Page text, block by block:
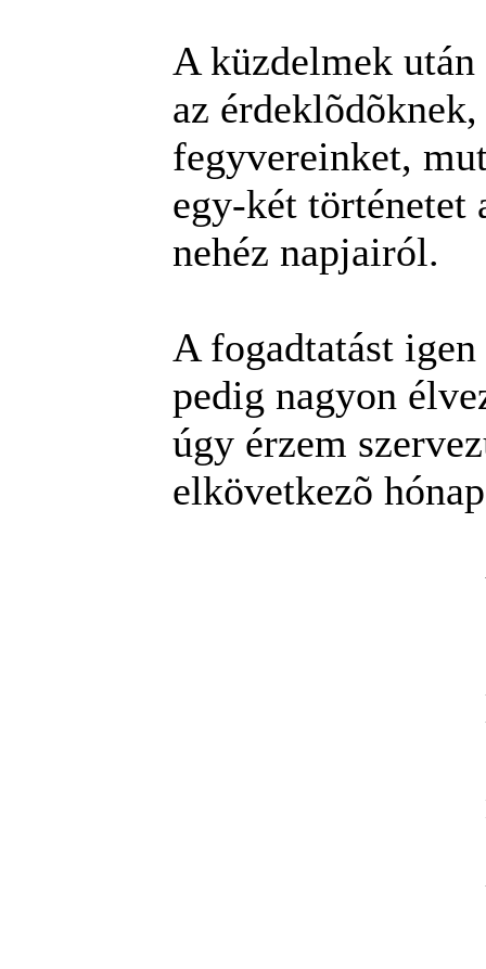
A küzdelmek
az
fegyvereinket,
egy-két történetet
nehéz napjairól.
A fogadtatást
pedig nagyon
úgy érzem
elkövetkezõ